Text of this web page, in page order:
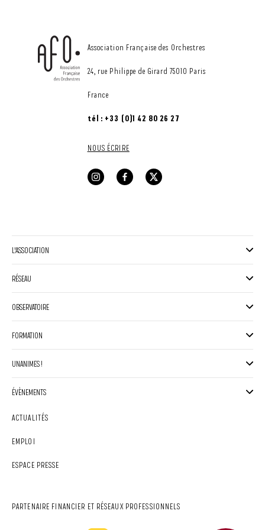
CONTACT
Association Française des Orchestres
24, rue Philippe de Girard 75010 Paris
France
tél : +33 (0)1 42 80 26 27
NOUS ÉCRIRE
L'ASSOCIATION
RÉSEAU
OBSERVATOIRE
FORMATION
UNANIMES !
ÉVÈNEMENTS
ACTUALITÉS
EMPLOI
ESPACE PRESSE
PARTENAIRE FINANCIER ET RÉSEAUX PROFESSIONNELS